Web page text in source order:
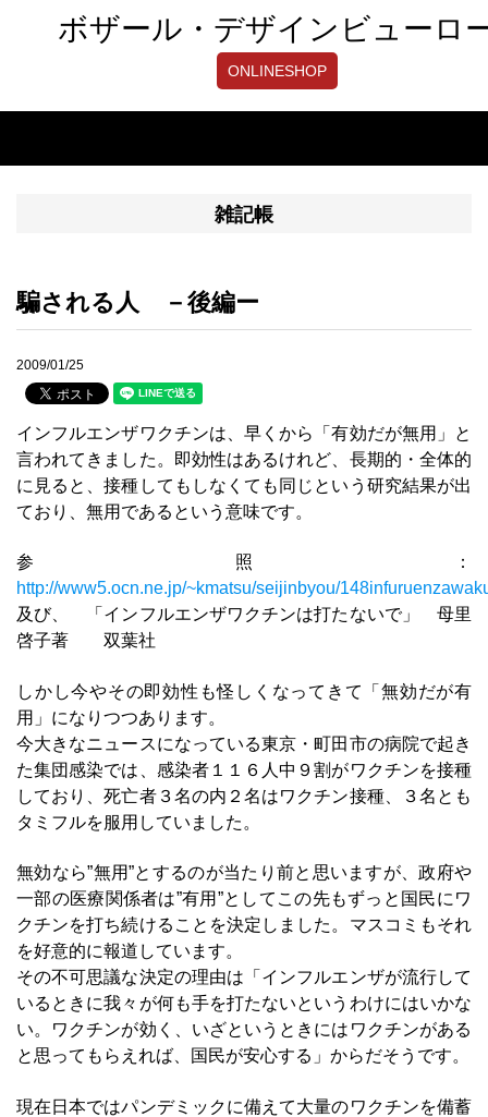
ボザール・デザインビューロ
ONLINESHOP
雑記帳
騙される人 －後編ー
2009/01/25
インフルエンザワクチンは、早くから「有効だが無用」と
言われてきました。即効性はあるけれど、長期的・全体的
に見ると、接種してもしなくても同じという研究結果が出
ており、無用であるという意味です。
参照：
http://www5.ocn.ne.jp/~kmatsu/seijinbyou/
及び、 「インフルエンザワクチンは打たないで」 母里
啓子著 双葉社
しかし今やその即効性も怪しくなってきて「無効だが有
用」になりつつあります。
今大きなニュースになっている東京・町田市の病院で起き
た集団感染では、感染者１１６人中９割がワクチンを接種
しており、死亡者３名の内２名はワクチン接種、３名とも
タミフルを服用していました。
無効なら”無用”とするのが当たり前と思いますが、政府や
一部の医療関係者は”有用”としてこの先もずっと国民にワ
クチンを打ち続けることを決定しました。マスコミもそれ
を好意的に報道しています。
その不可思議な決定の理由は「インフルエンザが流行して
いるときに我々が何も手を打たないというわけにはいかな
い。ワクチンが効く、いざというときにはワクチンがある
と思ってもらえれば、国民が安心する」からだそうです。
現在日本ではパンデミックに備えて大量のワクチンを備蓄